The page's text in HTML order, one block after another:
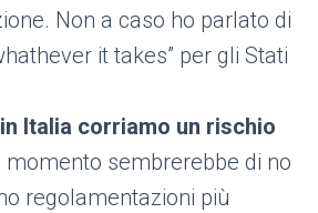
Non a caso ho parlato di
it takes” per gli Stati
Italia corriamo un rischio
momento sembrerebbe di no
regolamentazioni più